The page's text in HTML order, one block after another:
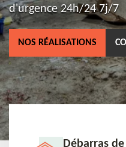
d'urgence 24h/24 7j/7
NOS RÉALISATIONS
Débarras